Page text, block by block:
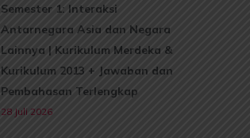
Semester 1: Interaksi
Antarnegara Asia dan Negara
Lainnya | Kurikulum Merdeka &
Kurikulum 2013 + Jawaban dan
Pembahasan Terlengkap
28 Juli 2026